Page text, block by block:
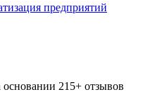
предприятий
основании 215+ отзывов